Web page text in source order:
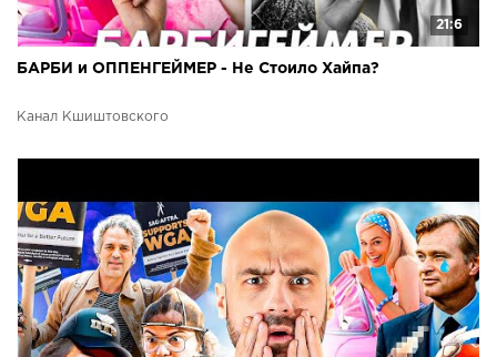
21:6
БАРБИ и ОППЕНГЕЙМЕР - Не Стоило Хайпа?
Канал Кшиштовского